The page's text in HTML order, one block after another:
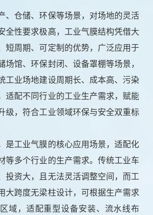
、仓储、环保等场景，对场地的灵活
全性要求极高，工业气膜结构凭借大
短周期、可定制的优势，广泛应用于
场馆、环保封闭、设备罩棚等场景，
工业场地建设周期长、成本高、污染
适配不同行业的工业生产需求，赋能
级，符合工业领域环保与安全双重标
是工业气膜的核心应用场景，适配化
等多个行业的生产需求。传统工业车
投资大，且无法灵活调整空间，而工
大跨度无梁柱设计，可根据生产需求
域，适配重型设备安装、流水线布